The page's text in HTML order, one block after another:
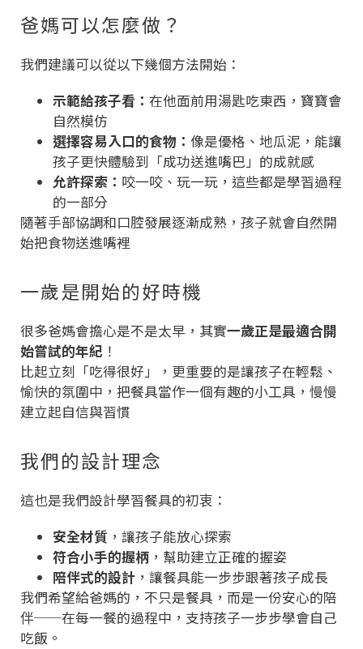
爸媽可以怎麼做？
我們建議可以從以下幾個方法開始：
示範給孩子看： 在他面前用湯匙吃東西，寶寶會
自然模仿
選擇容易入口的食物： 像是優格、地瓜泥，能讓
孩子更快體驗到「成功送進嘴巴」的成就感
允許探索： 咬一咬、玩一玩，這些都是學習過程
的一部分
隨著手部協調和口腔發展逐漸成熟，孩子就會自然開
始把食物送進嘴裡
一歲是開始的好時機
很多爸媽會擔心是不是太早，其實一歲正是最適合開
始嘗試的年紀 ！
比起立刻「吃得很好」，更重要的是讓孩子在輕鬆、
愉快的氛圍中，把餐具當作一個有趣的小工具，慢慢
建立起自信與習慣
我們的設計理念
這也是我們設計學習餐具的初衷：
安全材質 ，讓孩子能放心探索
符合小手的握柄 ，幫助建立正確的握姿
陪伴式的設計 ，讓餐具能一步步跟著孩子成長
我們希望給爸媽的，不只是餐具，而是一份安心的陪
伴──在每一餐的過程中，支持孩子一步步學會自己
吃飯。